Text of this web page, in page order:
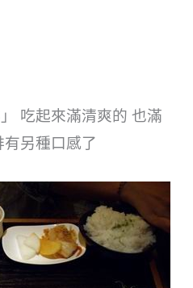
吃起來滿清爽的 也滿
另種口感了